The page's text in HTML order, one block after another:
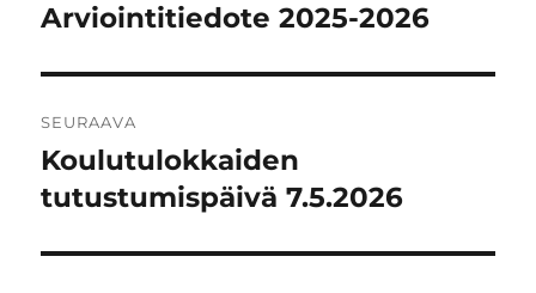
artikkeli:
Arviointitiedote 2025-2026
SEURAAVA
Seuraava
artikkeli:
Koulutulokkaiden
tutustumispäivä 7.5.2026